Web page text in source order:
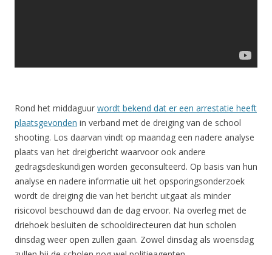
Rond het middaguur wordt bekend dat er een arrestatie heeft
plaatsgevonden in verband met de dreiging van de school
shooting. Los daarvan vindt op maandag een nadere analyse
plaats van het dreigbericht waarvoor ook andere
gedragsdeskundigen worden geconsulteerd. Op basis van hun
analyse en nadere informatie uit het opsporingsonderzoek
wordt de dreiging die van het bericht uitgaat als minder
risicovol beschouwd dan de dag ervoor. Na overleg met de
driehoek besluiten de schooldirecteuren dat hun scholen
dinsdag weer open zullen gaan. Zowel dinsdag als woensdag